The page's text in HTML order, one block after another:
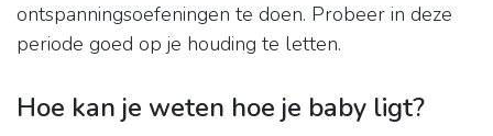
ontspanningsoefeningen te doen. Probeer in deze
periode goed op je houding te letten.
Hoe kan je weten hoe je baby ligt?